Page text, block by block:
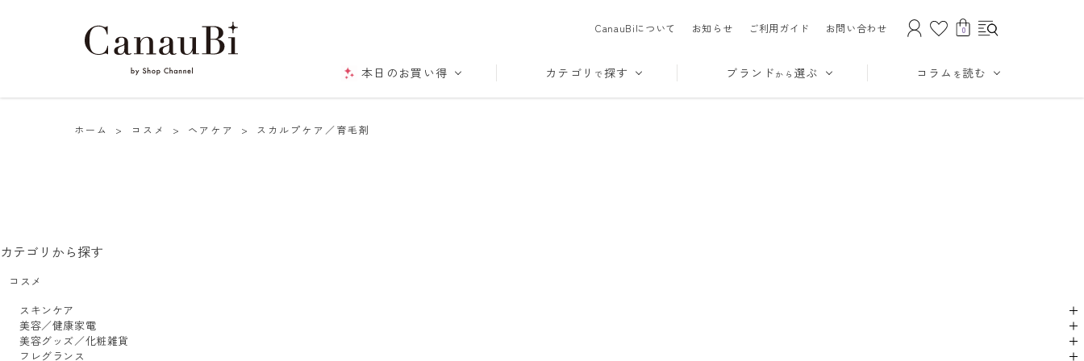
CanauBiについて お知らせ ご利用ガイド お問い合わせ 0
本日のお買い得 カテゴリ で探す ブランド から 選ぶ コラム を読む
ホーム > コスメ > ヘアケア > スカルプケア／育毛剤
カテゴリから探す
コスメ
スキンケア
美容／健康家電
美容グッズ／化粧雑貨
フレグランス